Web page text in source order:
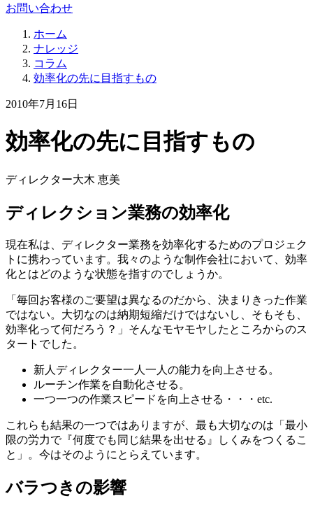
お問い合わせ
ホーム
ナレッジ
コラム
効率化の先に目指すもの
2010年7月16日
効率化の先に目指すもの
ディレクター大木 恵美
ディレクション業務の効率化
現在私は、ディレクター業務を効率化するためのプロジェク
トに携わっています。我々のような制作会社において、効率
化とはどのような状態を指すのでしょうか。
「毎回お客様のご要望は異なるのだから、決まりきった作業
ではない。大切なのは納期短縮だけではないし、そもそも、
効率化って何だろう？」そんなモヤモヤしたところからのス
タートでした。
新人ディレクター一人一人の能力を向上させる。
ルーチン作業を自動化させる。
一つ一つの作業スピードを向上させる・・・etc.
これらも結果の一つではありますが、最も大切なのは「最小
限の労力で『何度でも同じ結果を出せる』しくみをつくるこ
と」。今はそのようにとらえています。
バラつきの影響